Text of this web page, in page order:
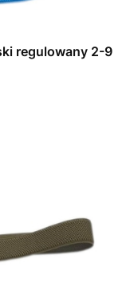
regulowany 2-9